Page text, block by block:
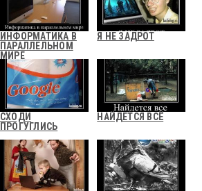
ИНФОРМАТИКА В
ПАРАЛЛЕЛЬНОМ
МИРЕ
Я НЕ ЗАДРОТ
СХОДИ
ПРОГУГЛИСЬ
НАЙДЕТСЯ ВСЁ